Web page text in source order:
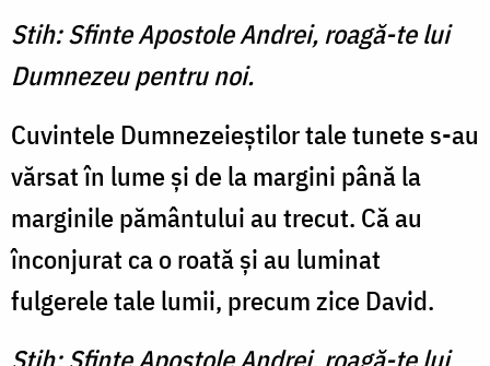
Stih: Sfinte Apostole Andrei, roagă-te lui
Dumnezeu pentru noi.
Cuvintele Dumnezeieştilor tale tunete s-au
vărsat în lume şi de la margini până la
marginile pământului au trecut. Că au
înconjurat ca o roată şi au luminat
fulgerele tale lumii, precum zice David.